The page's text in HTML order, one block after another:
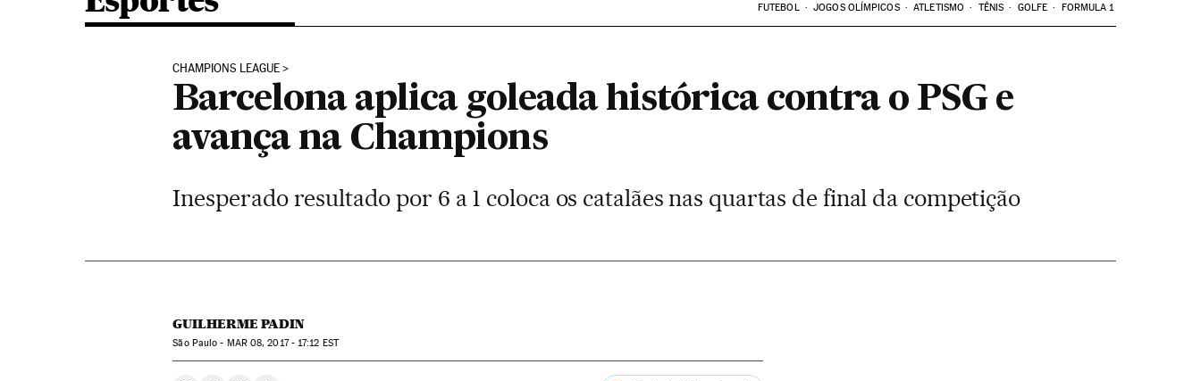
FUTEBOL JOGOS OLÍMPICOS ATLETISMO TÊNIS GOLFE FORMULA 1
CHAMPIONS LEAGUE
Barcelona aplica goleada histórica contra o PSG e
avança na Champions
Inesperado resultado por 6 a 1 coloca os catalães nas quartas de final da competição
GUILHERME PADIN
São Paulo - MAR08, 2017 - 17:12 EST